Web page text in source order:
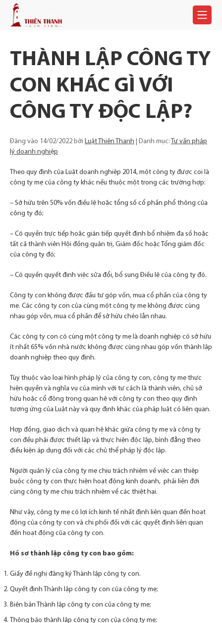
Chuyển
Trang
chủ
THÀNH LẬP CÔNG TY
CON KHÁC GÌ VỚI
CÔNG TY ĐỘC LẬP?
Đăng vào 14/02/2022 bởi Luật Thiên Thanh Danh mục: Tư vấn pháp
lý doanh nghiệp
Theo quy định của Luật doanh nghiệp 2014, một công ty được coi là
công ty mẹ của công ty khác nếu thuộc một trong các trường hợp:
– Sở hữu trên 50% vốn điều lệ hoặc tổng số cổ phần phổ thông của
công ty đó;
– Có quyền trực tiếp hoặc gián tiếp quyết định bổ nhiệm đa số hoặc
tất cả thành viên Hội đồng quản trị, Giám đốc hoặc Tổng giám đốc
của công ty đó;
– Có quyền quyết định việc sửa đổi, bổ sung Điều lệ của công ty đó.
Công ty con không được đầu tư góp vốn, mua cổ phần của công ty
mẹ. Các công ty con của cùng một công ty mẹ không được cùng
nhau góp vốn, mua cổ phần để sở hữu chéo lẫn nhau.
Các công ty con có cùng một công ty mẹ là doanh nghiệp có sở hữu
ít nhất 65% vốn nhà nước không được cùng nhau góp vốn thành lập
doanh nghiệp theo quy định.
Tùy thuộc vào loại hình pháp lý của công ty con, công ty mẹ thực
hiện quyền và nghĩa vụ của mình với tư cách là thành viên, chủ sở
hữu hoặc cổ đông trong quan hệ với công ty con theo quy định
tương ứng của Luật này và quy định khác của pháp luật có liên quan.
Hợp đồng, giao dịch và quan hệ khác giữa công ty mẹ và công ty
con đều phải được thiết lập và thực hiện độc lập, bình đẳng theo
điều kiện áp dụng đối với các chủ thể pháp lý độc lập.
Người quản lý của công ty mẹ chịu trách nhiệm về việc can thiệp
buộc công ty con thực hiện hoạt động kinh doanh, phải liên đới
cùng công ty mẹ chịu trách nhiệm về các thiệt hại.
Như vậy, công ty mẹ có lợi ích kinh tế nhất định liên quan đến hoạt
động của công ty con và chi phối đối với các quyết định liên quan
đến hoạt động của công ty con.
Hồ sơ thành lập công ty con bao gồm:
Giấy đề nghị đăng ký Thành lập công ty con.
Quyết định Thành lập công ty con của công ty mẹ;
Biên bản Thành lập công ty con của công ty mẹ;
Thông báo thành lập công ty con của công ty mẹ;
thiết
Các
cookies
không
buộc.
Nó
được
để
website
hoạt
Thống
Các
năng
kê
theo
dõi lưu